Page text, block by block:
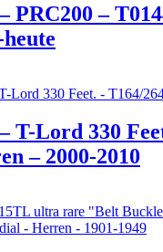
PRC200 –
heute
T-Lord 330
– 2000-2010